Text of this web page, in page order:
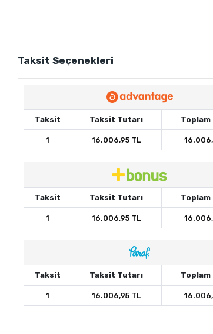
Taksit Seçenekleri
Taksit Taksit Tutarı
1 16.006,95 TL
Taksit Taksit Tutarı
1 16.006,95 TL
Taksit Taksit Tutarı
1 16.006,95 TL